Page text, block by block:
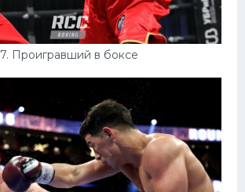
7. Проигравший в боксе